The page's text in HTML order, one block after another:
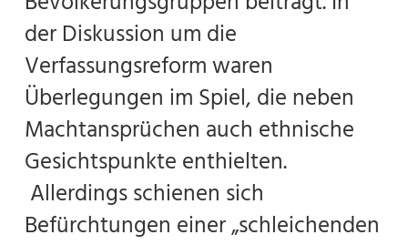
der Diskussion um die
Verfassungsreform waren
Überlegungen im Spiel, die neben
Machtansprüchen auch ethnische
Gesichtspunkte enthielten.
Allerdings schienen sich
Befürchtungen einer „schleichenden